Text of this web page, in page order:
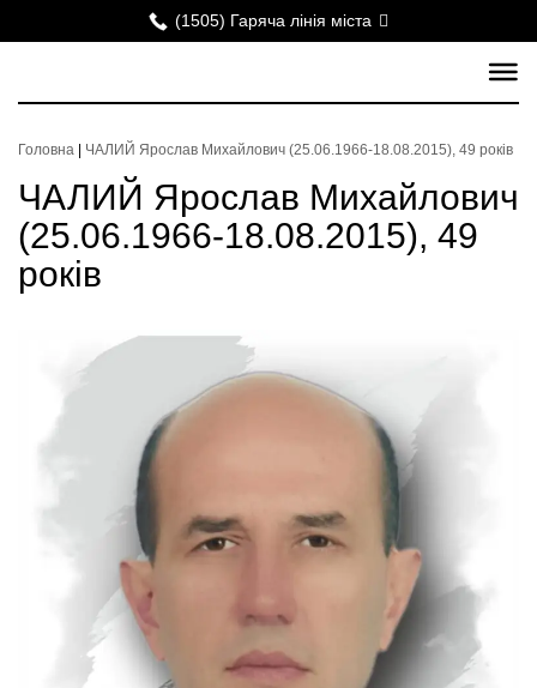
(1505) Гаряча лінія міста
Головна ЧАЛИЙ Ярослав Михайлович (25.06.1966-18.08.2015), 49 років
ЧАЛИЙ Ярослав Михайлович
(25.06.1966-18.08.2015), 49
років